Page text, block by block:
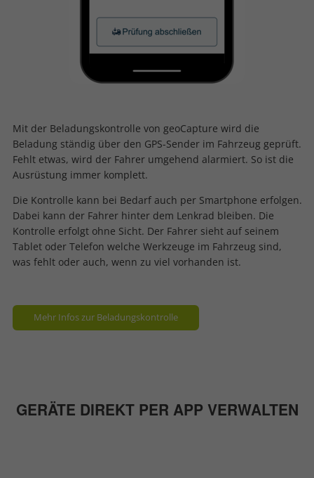
Mit der Beladungskontrolle von geoCapture wird die
Beladung ständig über den GPS-Sender im Fahrzeug geprüft.
Fehlt etwas, wird der Fahrer umgehend alarmiert. So ist die
Ausrüstung immer komplett.
Die Kontrolle kann bei Bedarf auch per Smartphone erfolgen.
Dabei kann der Fahrer hinter dem Lenkrad bleiben. Die
Kontrolle erfolgt ohne Sicht. Der Fahrer sieht auf seinem
Tablet oder Telefon welche Werkzeuge im Fahrzeug sind,
was fehlt oder auch, wenn zu viel vorhanden ist.
Mehr Infos zur Beladungskontrolle
GERÄTE DIREKT PER APP VERWALTEN